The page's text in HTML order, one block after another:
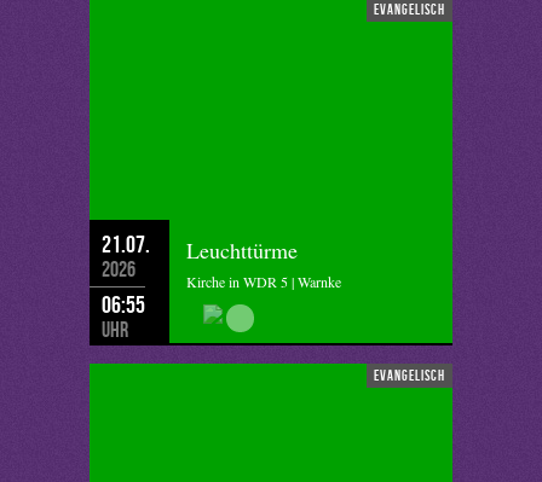
evangelisch
21.07.
2026
06:55
Uhr
Leuchttürme
Kirche in WDR 5 | Warnke
evangelisch